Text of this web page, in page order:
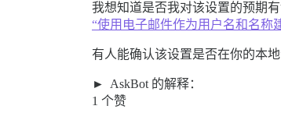
我想知道是否我对该设置的预期
“使用电子邮件作为用户名和名称
有人能确认该设置是否在你的本地
AskBot 的解释：
1 个赞